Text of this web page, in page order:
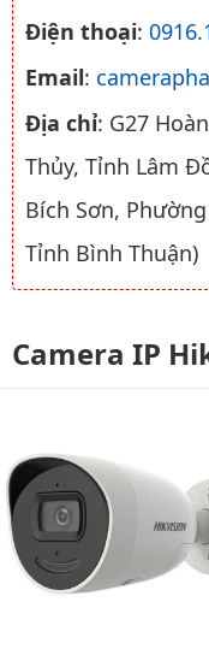
Điện thoại:
Email:
Địa chỉ: G27
Thủy, Tỉnh Lâm
Bích Sơn,
Tỉnh Bình Thuận)
Camera IP